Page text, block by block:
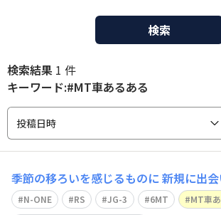
検索
検索結果 1 件
キーワード:#MT車あるある
投稿日時
季節の移ろいを感じるものに 新規に出
N-ONE RS JG-3 6MT
MT車